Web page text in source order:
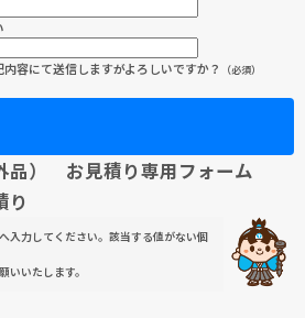
容にて送信しますがよろしいですか？ （必須）
品） お見積り専用フォーム
り
入力してください。該当する値がない個
いいたします。